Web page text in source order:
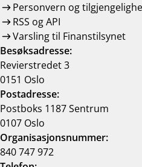
Personvern og
RSS og API
Varsling til Finanstilsynet
Besøksadresse:
Revierstredet 3
0151 Oslo
Postadresse:
Postboks 1187 Sentrum
0107 Oslo
Organisasjonsnummer:
840 747 972